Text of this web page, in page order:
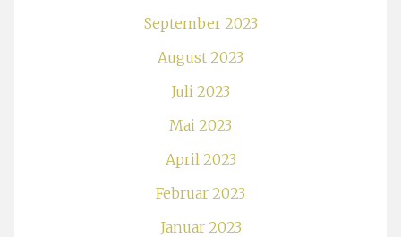
September 2023
August 2023
Juli 2023
Mai 2023
April 2023
Februar 2023
Januar 2023